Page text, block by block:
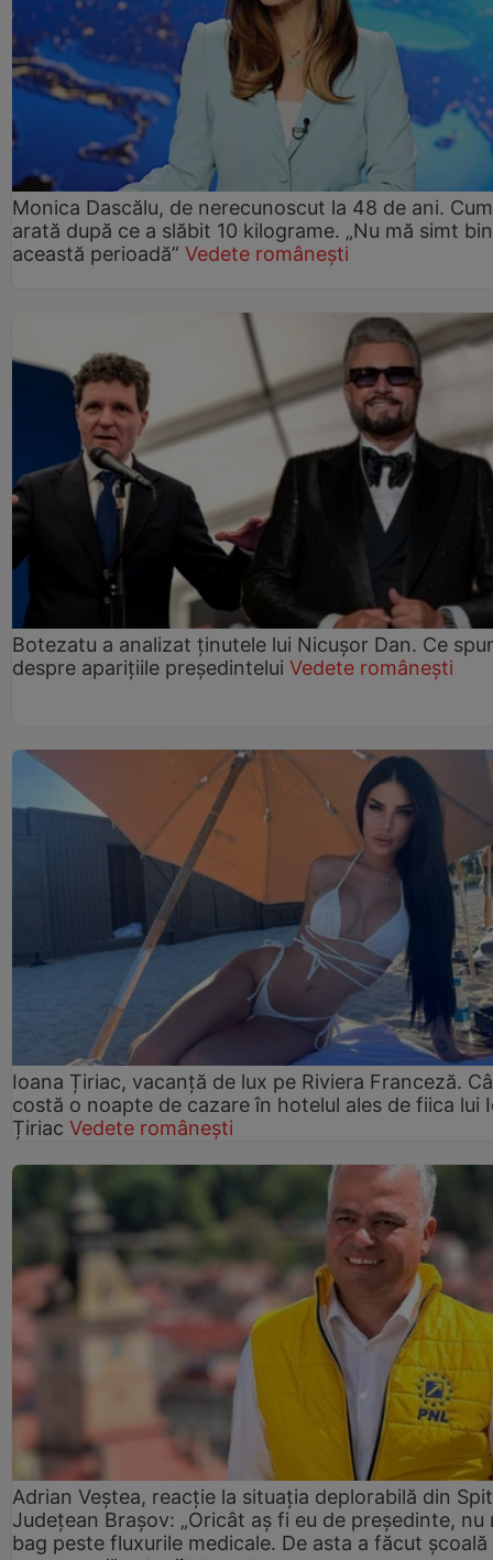
Monica Dascălu, de nerecunoscut la 48 de ani. Cum
arată după ce a slăbit 10 kilograme. „Nu mă simt
această perioadă” Vedete românești
Botezatu a analizat ținutele lui Nicușor Dan. Ce
despre aparițiile președintelui Vedete românești
Ioana Țiriac, vacanță de lux pe Riviera Franceză.
costă o noapte de cazare în hotelul ales de fiica lui
Țiriac Vedete românești
Adrian Veștea, reacție la situația deplorabilă din
Județean Brașov: „Oricât aș fi eu de președinte, nu
bag peste fluxurile medicale. De asta a făcut școală